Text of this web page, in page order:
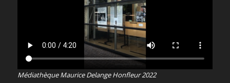
Médiathèque Maurice Delange Honfleur 2022